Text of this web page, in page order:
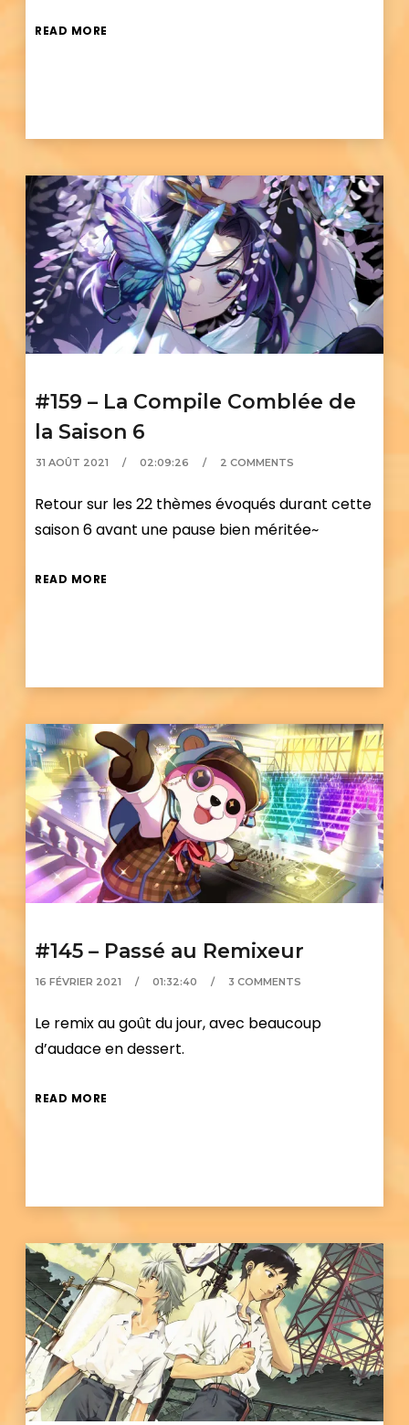
READ MORE
#159 – La Compile Comblée de
la Saison 6
31 AOÛT 2021 02:09:26 2 COMMENTS
Retour sur les 22 thèmes évoqués durant cette
saison 6 avant une pause bien méritée~
READ MORE
#145 – Passé au Remixeur
16 FÉVRIER 2021 01:32:40 3 COMMENTS
Le remix au goût du jour, avec beaucoup
d’audace en dessert.
READ MORE